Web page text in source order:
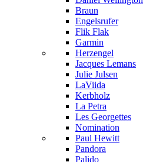
Braun
Engelsrufer
Flik Flak
Garmin
Herzengel
Jacques Lemans
Julie Julsen
LaViida
Kerbholz
La Petra
Les Georgettes
Nomination
Paul Hewitt
Pandora
Palido